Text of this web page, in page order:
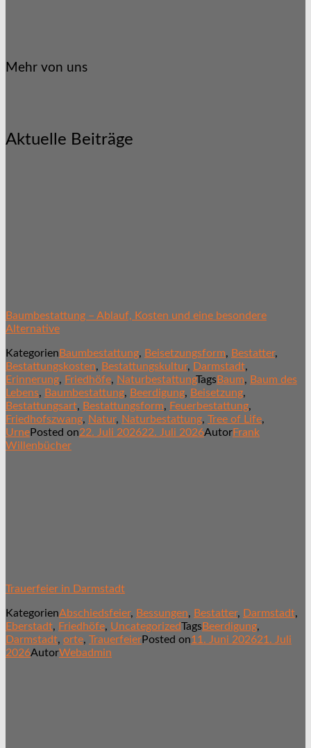
Mehr von uns
Aktuelle Beiträge
Baumbestattung – Ablauf, Kosten und eine besondere
Alternative
Kategorien Baumbestattung, Beisetzungsform, Bestatter,
Bestattungskosten, Bestattungskultur, Darmstadt,
Erinnerung, Friedhöfe, NaturbestattungTagsBaum, Baum des
Lebens, Baumbestattung, Beerdigung, Beisetzung,
Bestattungsart, Bestattungsform, Feuerbestattung,
Friedhofszwang, Natur, Naturbestattung, Tree of Life,
UrnePosted on22. Juli 202622. Juli 2026AutorFrank
Willenbücher
Trauerfeier in Darmstadt
KategorienAbschiedsfeier, Bessungen, Bestatter, Darmstadt,
Eberstadt, Friedhöfe, UncategorizedTagsBeerdigung,
Darmstadt, orte, TrauerfeierPosted on11. Juni 202621. Juli
2026AutorWebadmin